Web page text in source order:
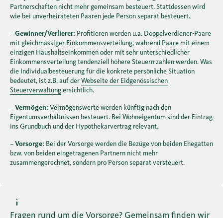
Partnerschaften nicht mehr gemeinsam besteuert. Stattdessen wird
wie bei unverheirateten Paaren jede Person separat besteuert.
–Gewinner/Verlierer: Profitieren werden u.a. Doppelverdiener-Paare
mit gleichmässiger Einkommensverteilung, während Paare mit einem
einzigen Haushaltseinkommen oder mit sehr unterschiedlicher
Einkommensverteilung tendenziell höhere Steuern zahlen werden. Was
die Individualbesteuerung für die konkrete persönliche Situation
bedeutet, ist z.B. auf derWebseite der Eidgenössischen
Steuerverwaltungersichtlich.
–Vermögen: Vermögenswerte werden künftig nach den
Eigentumsverhältnissen besteuert. Bei Wohneigentum sind der Eintrag
ins Grundbuch und der Hypothekarvertrag relevant.
–Vorsorge: Bei der Vorsorge werden die Bezüge von beiden Ehegatten
bzw. von beiden eingetragenen Partnern nicht mehr
zusammengerechnet, sondern pro Person separat versteuert.
Fragen rund um die Vorsorge? Gemeinsam finden wir